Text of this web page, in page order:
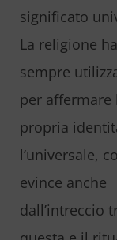
significato
La religione
sempre
per affermare
propria
l’universale,
evince anche
dall’intreccio